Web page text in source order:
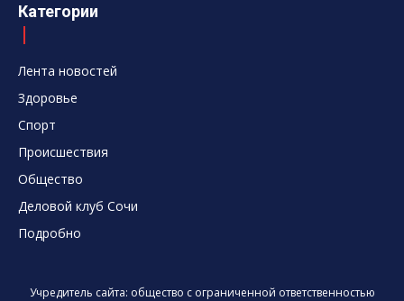
Категории
Лента новостей
Здоровье
Спорт
Происшествия
Общество
Деловой клуб Сочи
Подробно
Учредитель сайта: общество с ограниченной ответственностью